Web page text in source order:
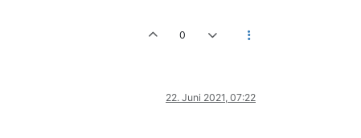
0
22. Juni 2021, 07:22